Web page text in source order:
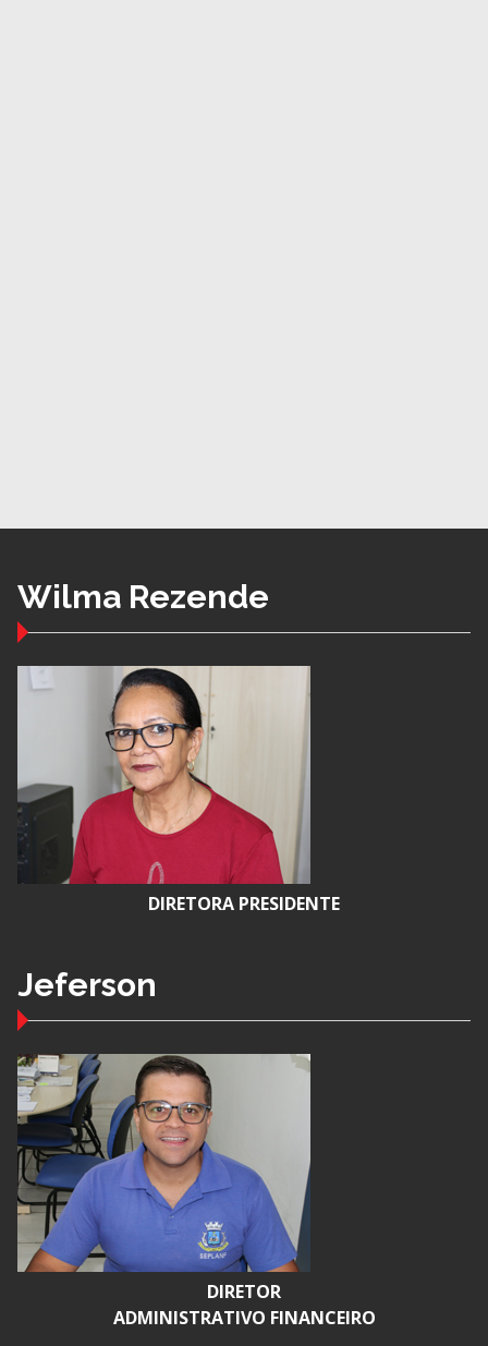
Wilma Rezende
DIRETORA PRESIDENTE
Jeferson
DIRETOR
ADMINISTRATIVO FINANCEIRO